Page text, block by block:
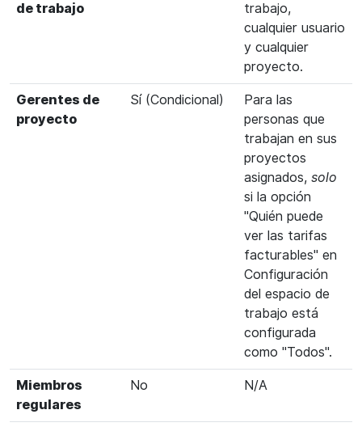
de trabajo
trabajo,
cualquier usuario
y cualquier
proyecto.
Gerentes de
proyecto
Sí (Condicional)
Para las
personas que
trabajan en sus
proyectos
asignados, solo
si la opción
"Quién puede
ver las tarifas
facturables" en
Configuración
del espacio de
trabajo está
configurada
como "Todos".
Miembros
regulares
No N/A